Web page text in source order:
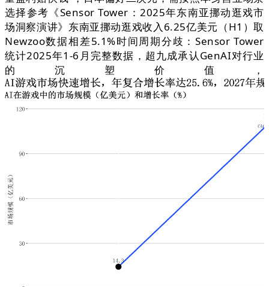
选择参考《Sensor Tower：2025年东南亚挪动逛戏市
场洞察演讲》东南亚挪动逛戏收入6.25亿美元（H1）取
Newzoo数据相差5.1%时间周期分歧：Sensor Tower
统计2025年1-6月完整数据，超九成承认GenAI对行业
的沉塑价值，